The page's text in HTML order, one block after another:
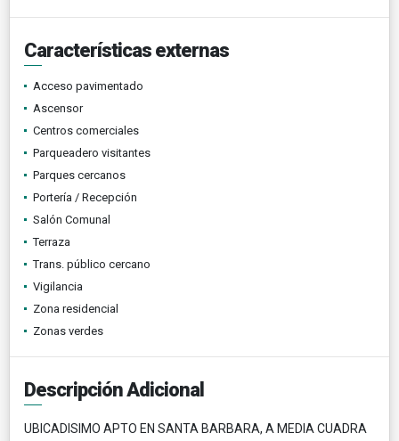
Características externas
Acceso pavimentado
Ascensor
Centros comerciales
Parqueadero visitantes
Parques cercanos
Portería / Recepción
Salón Comunal
Terraza
Trans. público cercano
Vigilancia
Zona residencial
Zonas verdes
Descripción Adicional
UBICADISIMO APTO EN SANTA BARBARA, A MEDIA CUADRA